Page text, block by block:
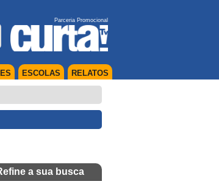
Parceria Promocional
RELATOS
ESCOLAS
a sua busca